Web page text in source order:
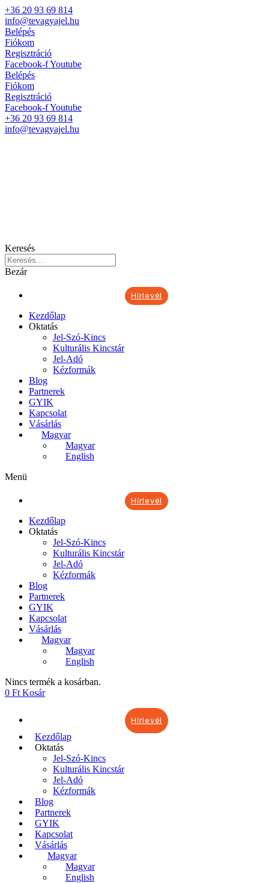
+36 20 93 69 814
info@tevagyajel.hu
Belépés
Fiókom
Regisztráció
Facebook-fYoutube
Belépés
Fiókom
Regisztráció
Facebook-fYoutube
+36 20 93 69 814
info@tevagyajel.hu
Keresés
Bezár
Hírlevél
Kezdőlap
Oktatás
Jel-Szó-Kincs
Kulturális Kincstár
Jel-Adó
Kézformák
Blog
Partnerek
GYIK
Kapcsolat
Vásárlás
Magyar
Magyar
English
Menü
Hírlevél
Kezdőlap
Oktatás
Jel-Szó-Kincs
Kulturális Kincstár
Jel-Adó
Kézformák
Blog
Partnerek
GYIK
Kapcsolat
Vásárlás
Magyar
Magyar
English
Nincs termék a kosárban.
0 Ft Kosár
Hírlevél
Kezdőlap
Oktatás
Jel-Szó-Kincs
Kulturális Kincstár
Jel-Adó
Kézformák
Blog
Partnerek
GYIK
Kapcsolat
Vásárlás
Magyar
Magyar
English